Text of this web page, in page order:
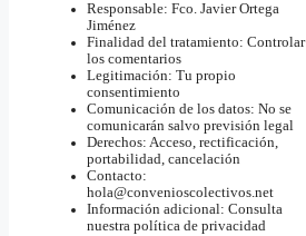
Responsable: Fco. Javier Ortega
Jiménez
Finalidad del tratamiento: Controlar
los comentarios
Legitimación: Tu propio
consentimiento
Comunicación de los datos: No se
comunicarán salvo previsión legal
Derechos: Acceso, rectificación,
portabilidad, cancelación
Contacto:
hola@convenioscolectivos.net
Información adicional: Consulta
nuestra política de privacidad